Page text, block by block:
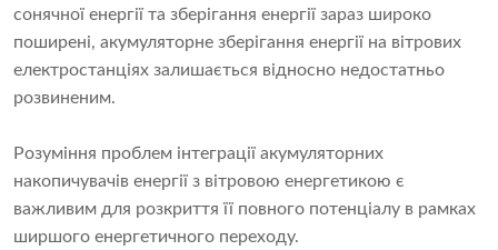
сонячної енергії та зберігання енергії зараз широко
поширені, акумуляторне зберігання енергії на вітрових
електростанціях залишається відносно недостатньо
розвиненим.
Розуміння проблем інтеграції акумуляторних
накопичувачів енергії з вітровою енергетикою є
важливим для розкриття її повного потенціалу в рамках
ширшого енергетичного переходу.